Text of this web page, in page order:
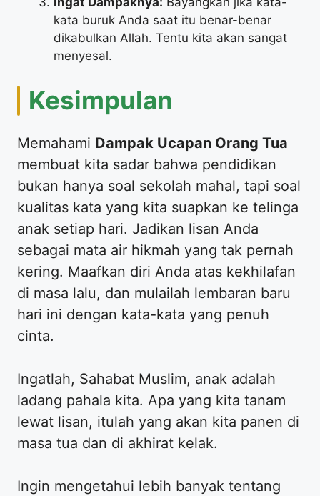
kata buruk Anda saat itu benar-benar
dikabulkan Allah. Tentu kita akan sangat
menyesal.
​Kesimpulan
​Memahami Dampak Ucapan Orang Tua
membuat kita sadar bahwa pendidikan
bukan hanya soal sekolah mahal, tapi soal
kualitas kata yang kita suapkan ke telinga
anak setiap hari. Jadikan lisan Anda
sebagai mata air hikmah yang tak pernah
kering. Maafkan diri Anda atas kekhilafan
di masa lalu, dan mulailah lembaran baru
hari ini dengan kata-kata yang penuh
cinta.
​Ingatlah, Sahabat Muslim, anak adalah
ladang pahala kita. Apa yang kita tanam
lewat lisan, itulah yang akan kita panen di
masa tua dan di akhirat kelak.
​Ingin mengetahui lebih banyak tentang